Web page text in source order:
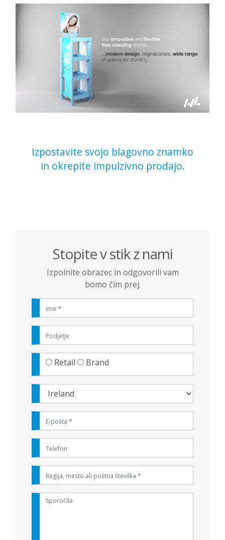
Izpostavite svojo blagovno znamko
in okrepite impulzivno prodajo.
Stopite v stik z nami
Izpolnite obrazec in odgovorili vam
bomo čim prej.
Retail Brand